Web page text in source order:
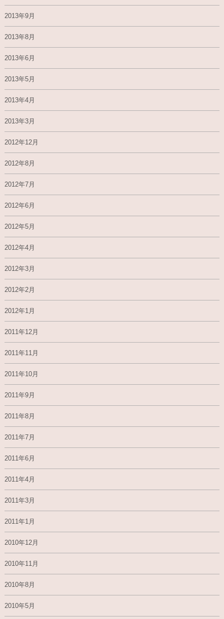
2013年9月
2013年8月
2013年6月
2013年5月
2013年4月
2013年3月
2012年12月
2012年8月
2012年7月
2012年6月
2012年5月
2012年4月
2012年3月
2012年2月
2012年1月
2011年12月
2011年11月
2011年10月
2011年9月
2011年8月
2011年7月
2011年6月
2011年4月
2011年3月
2011年1月
2010年12月
2010年11月
2010年8月
2010年5月